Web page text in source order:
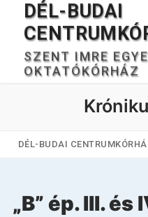
Ugrás
tartalomra
DÉL-BUDAI
SZENT IMRE
OKTATÓKÓRHÁZ
Keresése:
DÉL-BUDAI
„B” ép. III. és